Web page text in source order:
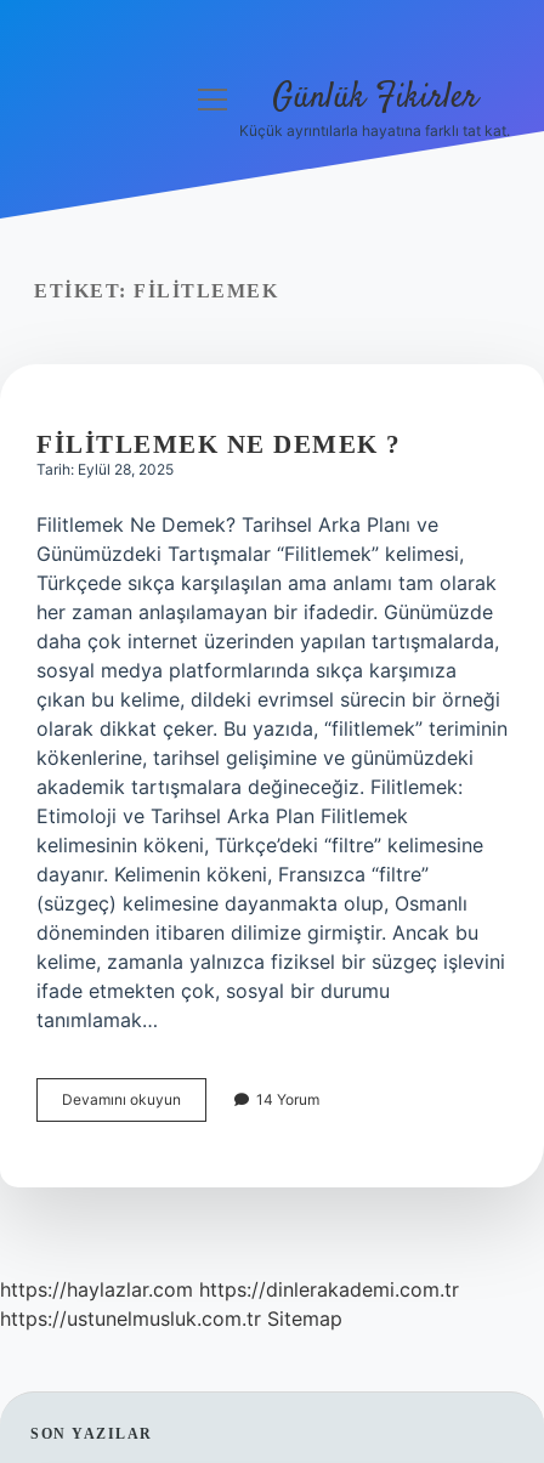
Yasal Uyarı
menüyü Günlük Fikirler
Küçük ayrıntılarla hayatına farklı tat kat.
ETIKET: FILITLEMEK
FILITLEMEK NE DEMEK ?
Tarih: Eylül 28, 2025
Filitlemek Ne Demek? Tarihsel Arka Planı ve
Günümüzdeki Tartışmalar “Filitlemek” kelimesi,
Türkçede sıkça karşılaşılan ama anlamı tam olarak
her zaman anlaşılamayan bir ifadedir. Günümüzde
daha çok internet üzerinden yapılan tartışmalarda,
sosyal medya platformlarında sıkça karşımıza
çıkan bu kelime, dildeki evrimsel sürecin bir örneği
olarak dikkat çeker. Bu yazıda, “filitlemek” teriminin
kökenlerine, tarihsel gelişimine ve günümüzdeki
akademik tartışmalara değineceğiz. Filitlemek:
Etimoloji ve Tarihsel Arka Plan Filitlemek
kelimesinin kökeni, Türkçe’deki “filtre” kelimesine
dayanır. Kelimenin kökeni, Fransızca “filtre”
(süzgeç) kelimesine dayanmakta olup, Osmanlı
döneminden itibaren dilimize girmiştir. Ancak bu
kelime, zamanla yalnızca fiziksel bir süzgeç işlevini
ifade etmekten çok, sosyal bir durumu
tanımlamak…
Devamını okuyun Filitlemek
ne
14 Yorum
https://haylazlar.com https://dinlerakademi.com.tr
https://ustunelmusluk.com.tr Sitemap
SIDEBAR
SON YAZILAR